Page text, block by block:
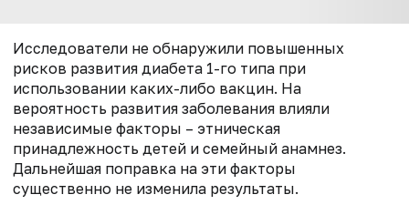
Исследователи не обнаружили повышенных
рисков развития диабета 1-го типа при
использовании каких-либо вакцин. На
вероятность развития заболевания влияли
независимые факторы – этническая
принадлежность детей и семейный анамнез.
Дальнейшая поправка на эти факторы
существенно не изменила результаты.